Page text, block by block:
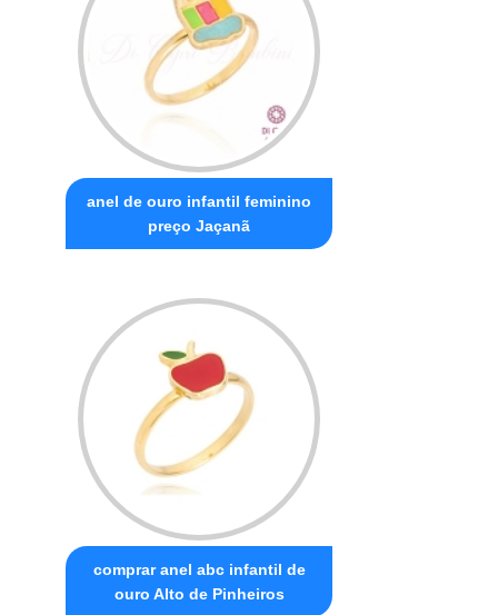
anel de ouro infantil feminino
preço Jaçanã
comprar anel abc infantil de
ouro Alto de Pinheiros